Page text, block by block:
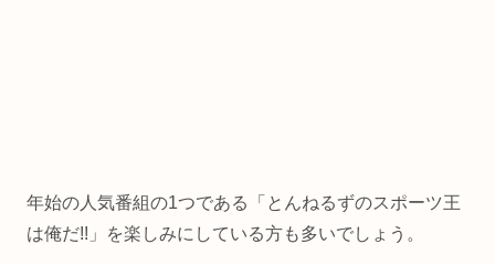
年始の人気番組の1つである「とんねるずのスポーツ王
は俺だ!!」を楽しみにしている方も多いでしょう。